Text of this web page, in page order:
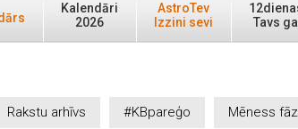
Kalendāri
2026
AstroTev
Izzini sevi
Tavs
Rakstu arhīvs #KBpareģo Mēness